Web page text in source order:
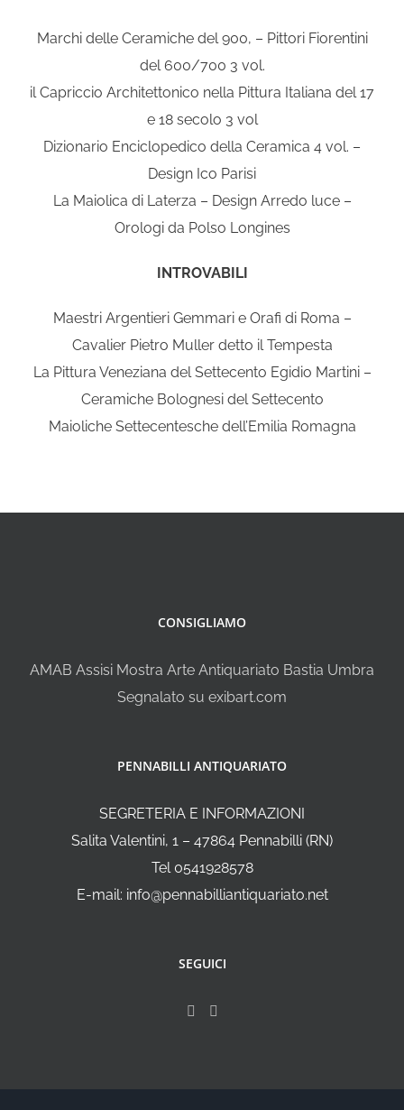
Marchi delle Ceramiche del 900, – Pittori Fiorentini
del 600/700 3 vol.
il Capriccio Architettonico nella Pittura Italiana del 17
e 18 secolo 3 vol
Dizionario Enciclopedico della Ceramica 4 vol. –
Design Ico Parisi
La Maiolica di Laterza – Design Arredo luce –
Orologi da Polso Longines
INTROVABILI
Maestri Argentieri Gemmari e Orafi di Roma –
Cavalier Pietro Muller detto il Tempesta
La Pittura Veneziana del Settecento Egidio Martini –
Ceramiche Bolognesi del Settecento
Maioliche Settecentesche dell’Emilia Romagna
CONSIGLIAMO
AMAB Assisi Mostra Arte Antiquariato Bastia Umbra
Segnalato su exibart.com
PENNABILLI ANTIQUARIATO
SEGRETERIA E INFORMAZIONI
Salita Valentini, 1 – 47864 Pennabilli (RN)
Tel 0541928578
E-mail: info@pennabilliantiquariato.net
SEGUICI